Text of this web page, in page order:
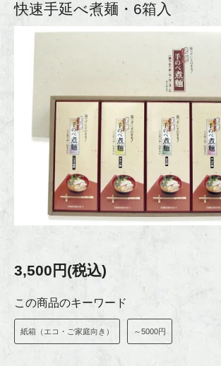
快速手延べ煮麺・6箱入
3,500円(税込)
この商品のキーワード
紙箱（エコ・ご家庭向き） ～5000円